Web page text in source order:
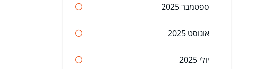
ספטמבר 2025
אוגוסט 2025
יולי 2025